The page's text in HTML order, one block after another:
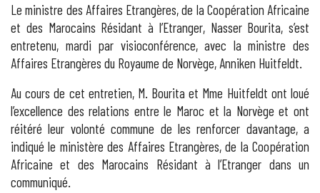
Le ministre des Affaires Etrangères, de la Coopération Africaine
et des Marocains Résidant à l’Etranger, Nasser Bourita, s’est
entretenu, mardi par visioconférence, avec la ministre des
Affaires Etrangères du Royaume de Norvège, Anniken Huitfeldt.
Au cours de cet entretien, M. Bourita et Mme Huitfeldt ont loué
l’excellence des relations entre le Maroc et la Norvège et ont
réitéré leur volonté commune de les renforcer davantage, a
indiqué le ministère des Affaires Etrangères, de la Coopération
Africaine et des Marocains Résidant à l’Etranger dans un
communiqué.